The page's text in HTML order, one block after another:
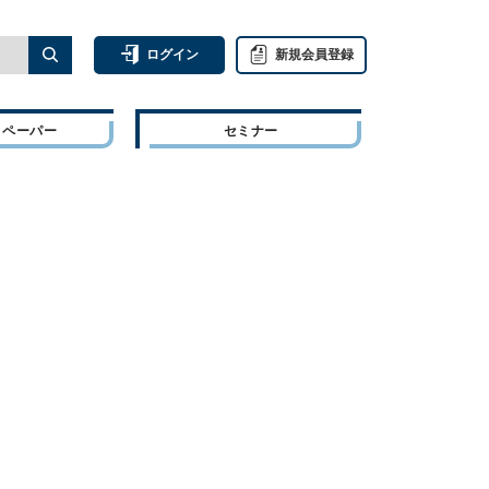
ログイン 新規会員登録
ーパー セミナー